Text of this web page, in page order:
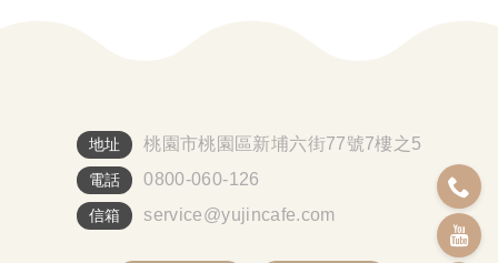
地址 桃園市桃園區新埔六街77號7樓之5
電話 0800-060-126
信箱 service@yujincafe.com